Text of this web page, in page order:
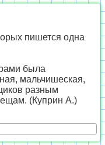
пишется одна
была
мальчишеская,
разным
(Куприн А.)